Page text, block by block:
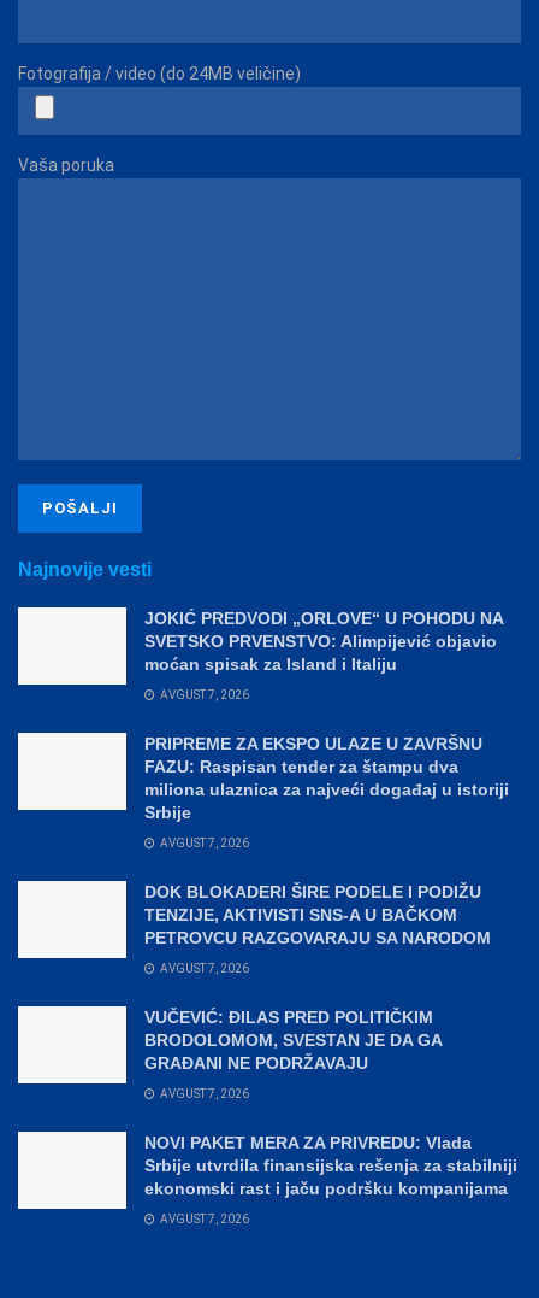
Fotografija / video (do 24MB veličine)
Vaša poruka
Najnovije vesti
JOKIĆ PREDVODI „ORLOVE“ U POHODU NA
SVETSKO PRVENSTVO: Alimpijević objavio
moćan spisak za Island i Italiju
AVGUST 7, 2026
PRIPREME ZA EKSPO ULAZE U ZAVRŠNU
FAZU: Raspisan tender za štampu dva
miliona ulaznica za najveći događaj u istoriji
Srbije
AVGUST 7, 2026
DOK BLOKADERI ŠIRE PODELE I PODIŽU
TENZIJE, AKTIVISTI SNS-A U BAČKOM
PETROVCU RAZGOVARAJU SA NARODOM
AVGUST 7, 2026
VUČEVIĆ: ĐILAS PRED POLITIČKIM
BRODOLOMOM, SVESTAN JE DA GA
GRAĐANI NE PODRŽAVAJU
AVGUST 7, 2026
NOVI PAKET MERA ZA PRIVREDU: Vlada
Srbije utvrdila finansijska rešenja za stabilniji
ekonomski rast i jaču podršku kompanijama
AVGUST 7, 2026